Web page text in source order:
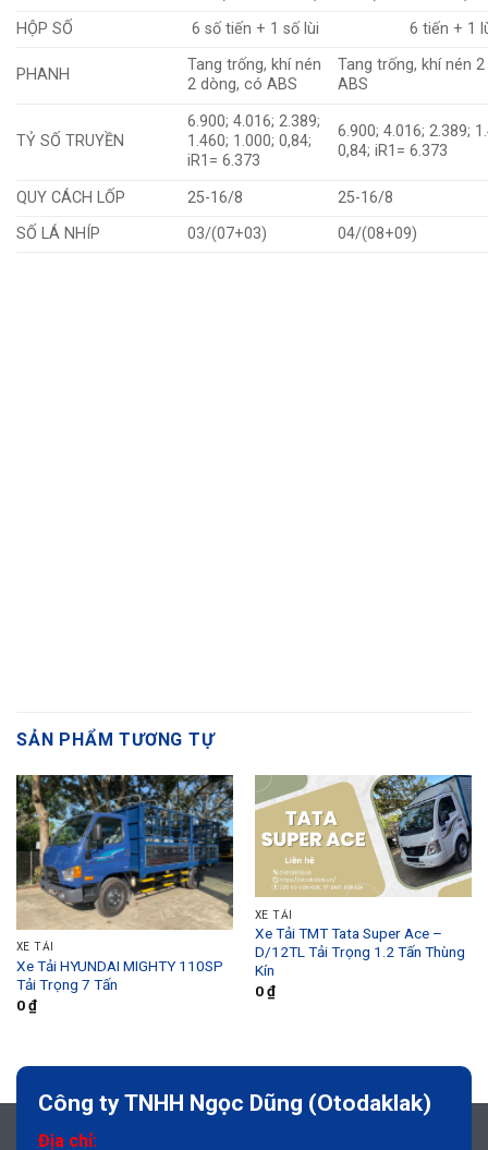
HỘP SỐ
6 số tiến + 1 số lùi 6 tiến + 1
PHANH
Tang trống, khí nén
2 dòng, có ABS
Tang trống, khí nén
ABS
TỶ SỐ TRUYỀN
6.900; 4.016; 2.389;
1.460; 1.000; 0,84;
iR1= 6.373
6.900; 4.016; 2.389;
0,84; iR1= 6.373
QUY CÁCH LỐP 25-16/8
25-16/8
SỐ LÁ NHÍP
03/(07+03) 04/(08+09)
SẢN PHẨM TƯƠNG TỰ
XE TẢI
Xe Tải HYUNDAI MIGHTY 110SP
Tải Trọng 7 Tấn
0₫
XE TẢI
Xe Tải TMT Tata Super Ace –
D/12TL Tải Trọng 1.2 Tấn Thùng
Kín
0₫
Công ty TNHH Ngọc Dũng (Otodaklak)
Địa chỉ: